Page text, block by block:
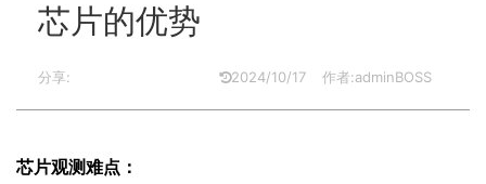
芯片的优势
分享: 2024/10/17 作者:adminBOSS
芯片观测难点：